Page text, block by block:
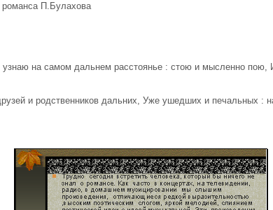
романса П.Булахова
узнаю на самом дальнем расстоянье : стою и мысленно пою,
и родственников дальних, Уже ушедших и печальных :